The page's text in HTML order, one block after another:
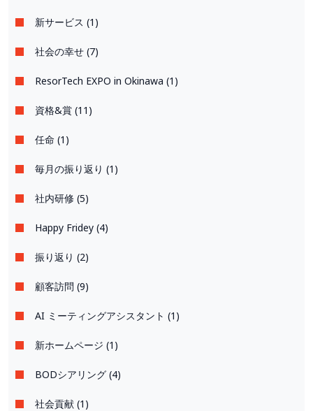
新サービス (1)
社会の幸せ (7)
ResorTech EXPO in Okinawa (1)
資格&賞 (11)
任命 (1)
毎月の振り返り (1)
社内研修 (5)
Happy Fridey (4)
振り返り (2)
顧客訪問 (9)
AI ミーティングアシスタント (1)
新ホームページ (1)
BODシアリング (4)
社会貢献 (1)